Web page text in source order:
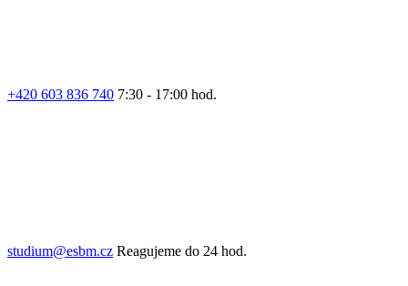
+420 603 836 740 7:30 - 17:00 hod.
studium@esbm.cz Reagujeme do 24 hod.